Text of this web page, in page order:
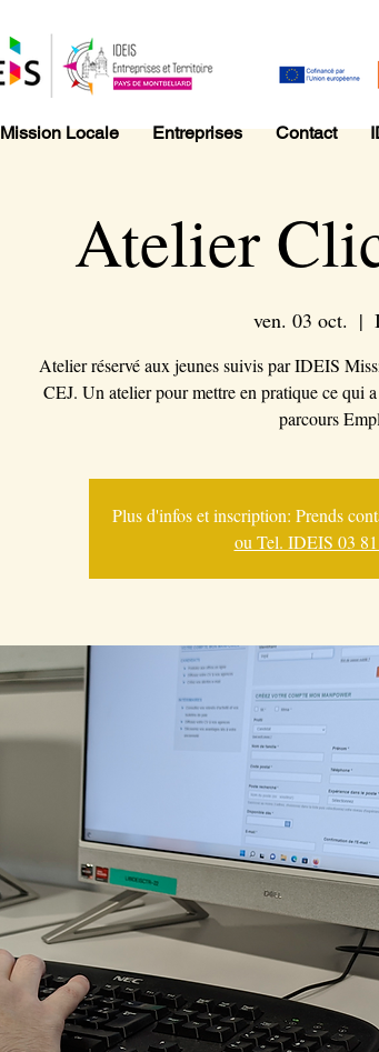
Atelier
ven. 03 oct.
  |
Atelier réservé aux jeunes suivis par IDEIS
CEJ. Un atelier pour mettre en pratique ce qui
parcours
Plus d'infos et inscription: Prends
ou Tel. IDEIS 03
Mission Locale Entreprises Contact